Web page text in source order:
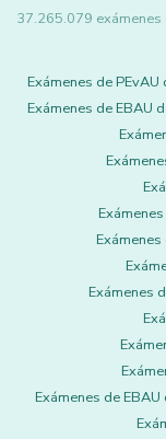
37.265.079
Exámenes de PEvAU
Exámenes de EBAU
Exámenes
Exámenes de EBAU